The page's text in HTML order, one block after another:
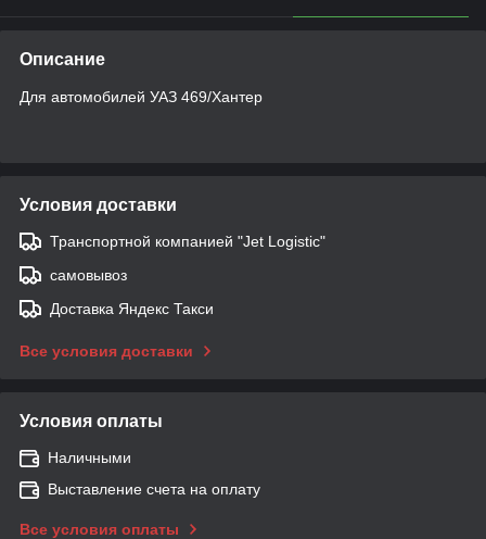
Описание
Для автомобилей УАЗ 469/Хантер
Условия доставки
Транспортной компанией "Jet Logistic"
самовывоз
Доставка Яндекс Такси
Все условия доставки
Условия оплаты
Наличными
Выставление счета на оплату
Все условия оплаты